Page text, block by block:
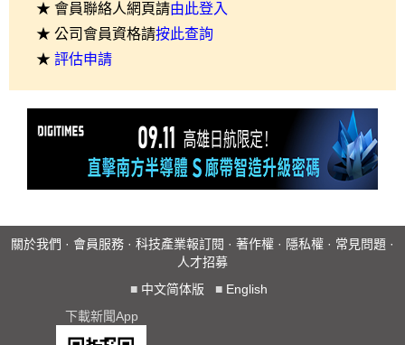
★ 會員聯絡人網頁請由此登入
★ 公司會員資格請按此查詢
★ 評估申請
關於我們 · 會員服務 · 科技產業報訂閱 · 著作權 · 隱私權 · 常見問題 ·
人才招募
■ 中文简体版 ■ English
下載新聞App